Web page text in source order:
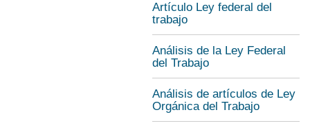
Artículo Ley federal del
trabajo
Análisis de la Ley Federal
del Trabajo
Análisis de artículos de Ley
Orgánica del Trabajo